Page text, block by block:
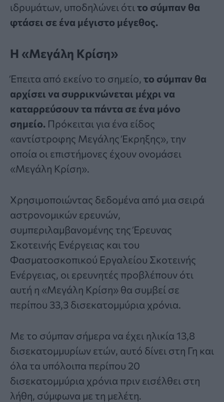
ιδρυμάτων, υποδηλώνει ότι το σύμπαν θα
φτάσει σε ένα μέγιστο μέγεθος.
Η «Μεγάλη Κρίση»
Έπειτα από εκείνο το σημείο, το σύμπαν θα
αρχίσει να συρρικνώνεται μέχρι να
καταρρεύσουν τα πάντα σε ένα μόνο
σημείο. Πρόκειται για ένα είδος
«αντίστροφης Μεγάλης Έκρηξης», την
οποία οι επιστήμονες έχουν ονομάσει
«Μεγάλη Κρίση».
Χρησιμοποιώντας δεδομένα από μια σειρά
αστρονομικών ερευνών,
συμπεριλαμβανομένης της Έρευνας
Σκοτεινής Ενέργειας και του
Φασματοσκοπικού Εργαλείου Σκοτεινής
Ενέργειας, οι ερευνητές προβλέπουν ότι
αυτή η «Μεγάλη Κρίση» θα συμβεί σε
περίπου 33,3 δισεκατομμύρια χρόνια.
Με το σύμπαν σήμερα να έχει ηλικία 13,8
δισεκατομμυρίων ετών, αυτό δίνει στη Γη και
όλα τα υπόλοιπα περίπου 20
δισεκατομμύρια χρόνια πριν εισέλθει στη
λήθη, σύμφωνα με τη μελέτη.